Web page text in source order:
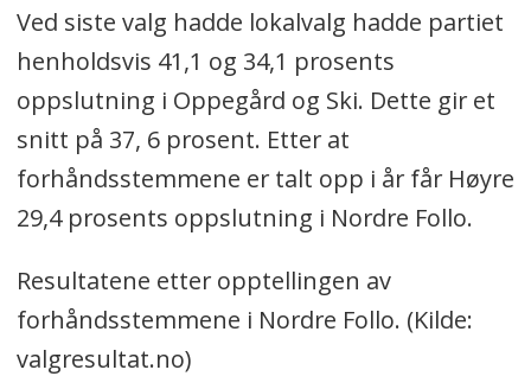
Ved siste valg hadde lokalvalg hadde partiet
henholdsvis 41,1 og 34,1 prosents
oppslutning i Oppegård og Ski. Dette gir et
snitt på 37, 6 prosent. Etter at
forhåndsstemmene er talt opp i år får Høyre
29,4 prosents oppslutning i Nordre Follo.
Resultatene etter opptellingen av
forhåndsstemmene i Nordre Follo. (Kilde:
valgresultat.no)